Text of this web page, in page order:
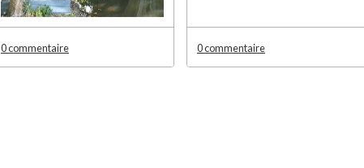
0 commentaire 0 commentaire